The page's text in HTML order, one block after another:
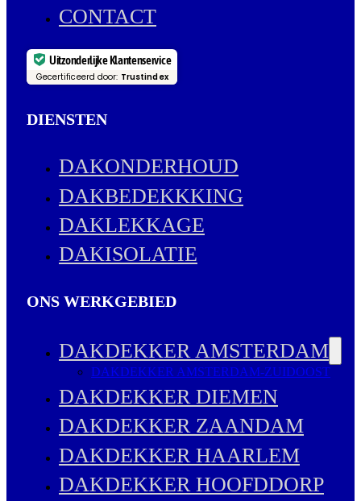
CONTACT
Uitzonderlijke Klantenservice
Gecertificeerd door: Trustindex
DIENSTEN
DAKONDERHOUD
DAKBEDEKKKING
DAKLEKKAGE
DAKISOLATIE
ONS WERKGEBIED
DAKDEKKER AMSTERDAM
DAKDEKKER AMSTERDAM-ZUIDOOST
DAKDEKKER DIEMEN
DAKDEKKER ZAANDAM
DAKDEKKER HAARLEM
DAKDEKKER HOOFDDORP